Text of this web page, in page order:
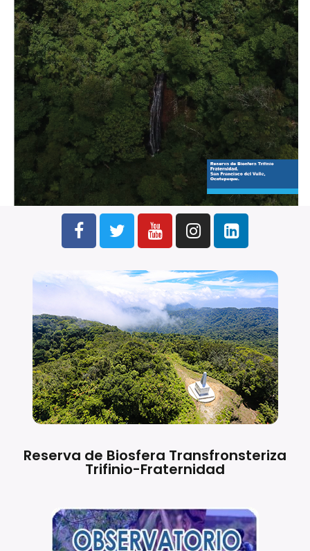
Reserva de Biosfera Transfronsteriza
Trifinio-Fraternidad